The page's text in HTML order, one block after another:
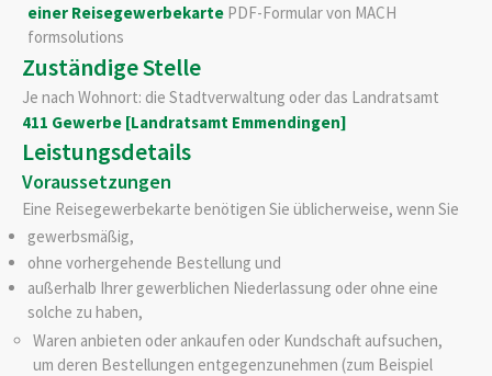
einer Reisegewerbekarte PDF-Formular von MACH
formsolutions
Zuständige Stelle
Je nach Wohnort: die Stadtverwaltung oder das Landratsamt
411 Gewerbe [Landratsamt Emmendingen]
Leistungsdetails
Voraussetzungen
Eine Reisegewerbekarte benötigen Sie üblicherweise, wenn Sie
gewerbsmäßig,
ohne vorhergehende Bestellung und
außerhalb Ihrer gewerblichen Niederlassung oder ohne eine
solche zu haben,
Waren anbieten oder ankaufen oder Kundschaft aufsuchen,
um deren Bestellungen entgegenzunehmen (zum Beispiel